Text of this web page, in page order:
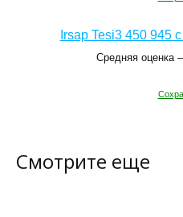
Irsap Tesi3 450 945
Средняя оценка
Смотрите еще